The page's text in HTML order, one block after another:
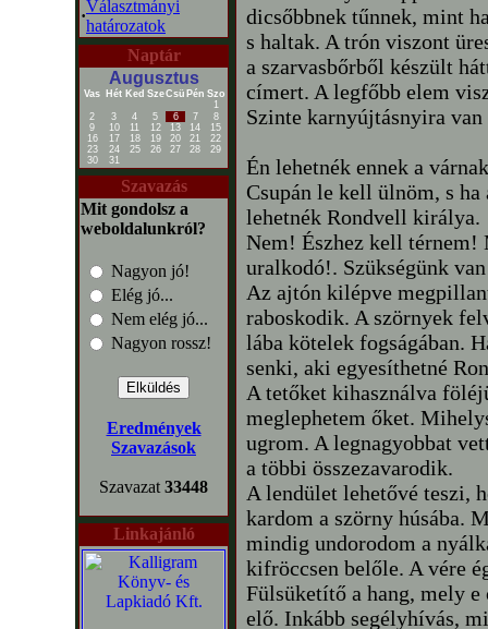
·
Választmányi
határozatok
Naptár
Augusztus
Vas Hét Ked SzeCsü Pén Szo
1
2
3 4 5 6 7
8
9
10 11 12 13 14
15
16
17 18 19 20 21
22
23
24 25 26 27 28
29
30
31
Szavazás
Mit gondolsz a
weboldalunkról?
Nagyon jó!
Elég jó...
Nem elég jó...
Nagyon rossz!
Eredmények
Szavazások
Szavazat 33448
Linkajánló
dicsőbbnek tűnnek, mint
s haltak. A trón viszont
a szarvasbőrből készült
címert. A legfőbb elem
Szinte karnyújtásnyira
Én lehetnék ennek a
Csupán le kell ülnöm, s
lehetnék Rondvell királya.
Nem! Észhez kell térnem!
uralkodó!. Szükségünk
Az ajtón kilépve
raboskodik. A szörnyek
lába kötelek fogságában.
senki, aki egyesíthetné
A tetőket kihasználva
meglephetem őket.
ugrom. A legnagyobbat
a többi összezavarodik.
A lendület lehetővé teszi,
kardom a szörny húsába.
mindig undorodom a
kifröccsen belőle. A vére
Fülsüketítő a hang, mely
elő. Inkább segélyhívás,